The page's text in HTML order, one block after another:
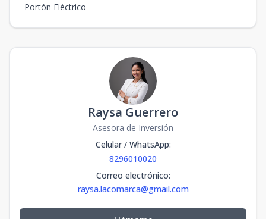
Portón Eléctrico
Raysa Guerrero
Asesora de Inversión
Celular / WhatsApp:
8296010020
Correo electrónico:
raysa.lacomarca@gmail.com